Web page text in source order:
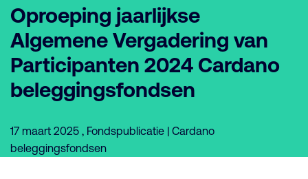
Oproeping jaarlijkse
Algemene Vergadering van
Participanten 2024 Cardano
beleggingsfondsen
17 maart 2025 , Fondspublicatie | Cardano
beleggingsfondsen